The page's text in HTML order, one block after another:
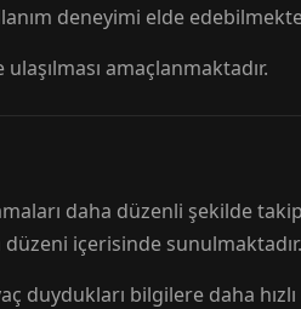
deneyimi elde
amaçlanmaktadır.
daha düzenli şekilde
içerisinde sunulmaktadır.
duydukları bilgilere daha hızlı